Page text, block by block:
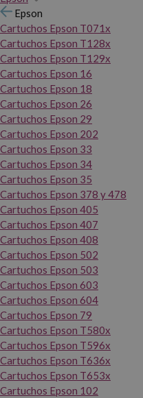
Epson
Cartuchos Epson T071x
Cartuchos Epson T128x
Cartuchos Epson T129x
Cartuchos Epson 16
Cartuchos Epson 18
Cartuchos Epson 26
Cartuchos Epson 29
Cartuchos Epson 202
Cartuchos Epson 33
Cartuchos Epson 34
Cartuchos Epson 35
Cartuchos Epson 378 y 478
Cartuchos Epson 405
Cartuchos Epson 407
Cartuchos Epson 408
Cartuchos Epson 502
Cartuchos Epson 503
Cartuchos Epson 603
Cartuchos Epson 604
Cartuchos Epson 79
Cartuchos Epson T580x
Cartuchos Epson T596x
Cartuchos Epson T636x
Cartuchos Epson T653x
Cartuchos Epson 102